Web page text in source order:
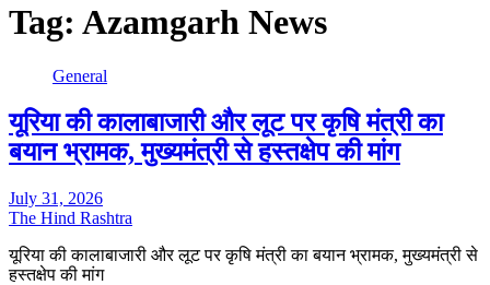
Tag: Azamgarh News
General
यूरिया की कालाबाजारी और लूट पर कृषि मंत्री का
बयान भ्रामक, मुख्यमंत्री से हस्तक्षेप की मांग
July 31, 2026
The Hind Rashtra
यूरिया की कालाबाजारी और लूट पर कृषि मंत्री का बयान भ्रामक, मुख्यमंत्री से
हस्तक्षेप की मांग